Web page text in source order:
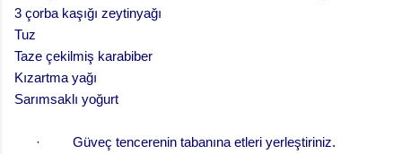
3 çorba kaşığı zeytinyağı
Tuz
Taze çekilmiş karabiber
Kızartma yağı
Sarımsaklı yoğurt
· Güveç tencerenin tabanına etleri yerleştiriniz.